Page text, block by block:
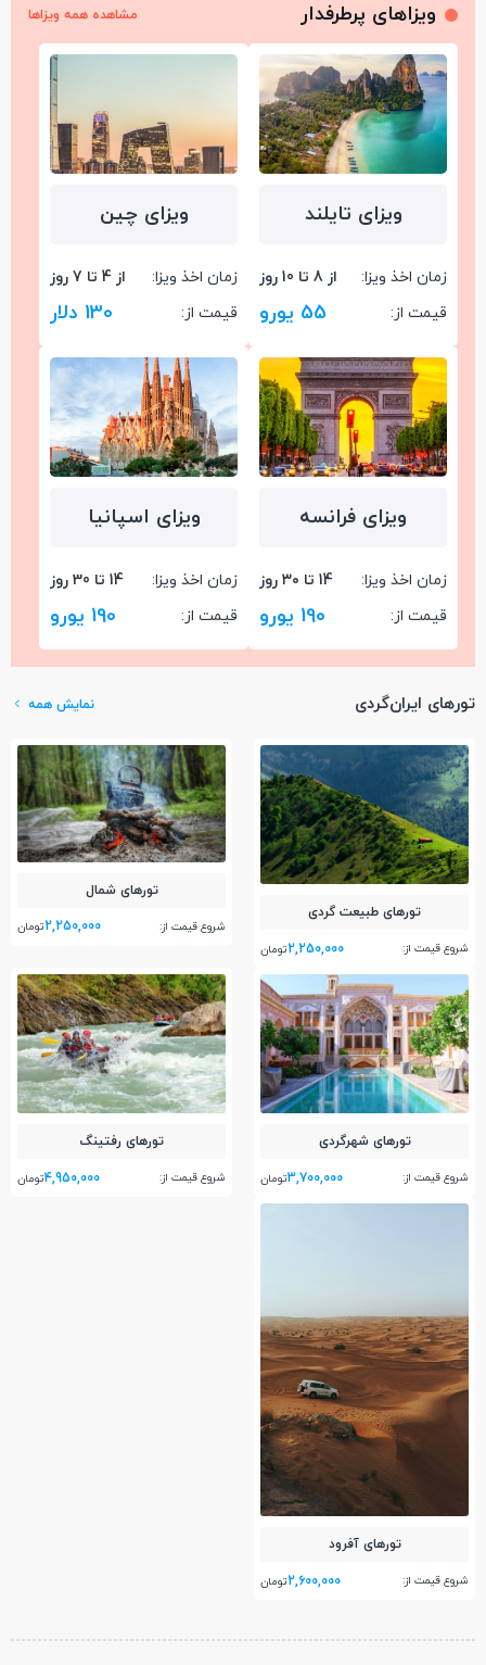
ویزاهای پرطرفدار مشاهده همه ویزاها
ویزای تایلند
زمان اخذ ویزا:
از 8 تا 10 روز
قیمت از:
55 یورو
ویزای چین
زمان اخذ ویزا:
از 4 تا 7 روز
قیمت از:
130 دلار
ویزای فرانسه
زمان اخذ ویزا:
14 تا ۳۰ روز
قیمت از:
190 یورو
ویزای اسپانیا
زمان اخذ ویزا:
14 تا 30 روز
قیمت از:
190 یورو
تورهای ایران‌گردی نمایش همه
تور‌های طبیعت گردی
شروع قیمت از: 2,250,000تومان
تور‌های شمال
شروع قیمت از: 2,250,000تومان
تور‌های شهرگردی
شروع قیمت از: 3,700,000تومان
تور‌های رفتینگ
شروع قیمت از: 4,950,000تومان
تور‌های آفرود
شروع قیمت از: 2,600,000تومان